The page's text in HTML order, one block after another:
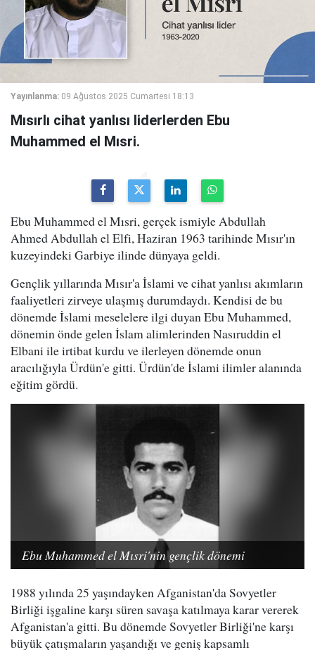
Yayınlanma: 09 Ağustos 2025 Cumartesi 18:13
Mısırlı cihat yanlısı liderlerden Ebu
Muhammed el Mısri.
Ebu Muhammed el Mısri, gerçek ismiyle Abdullah
Ahmed Abdullah el Elfi, Haziran 1963 tarihinde Mısır'ın
kuzeyindeki Garbiye ilinde dünyaya geldi.
Gençlik yıllarında Mısır'a İslami ve cihat yanlısı akımların
faaliyetleri zirveye ulaşmış durumdaydı. Kendisi de bu
dönemde İslami meselelere ilgi duyan Ebu Muhammed,
dönemin önde gelen İslam alimlerinden Nasıruddin el
Elbani ile irtibat kurdu ve ilerleyen dönemde onun
aracılığıyla Ürdün'e gitti. Ürdün'de İslami ilimler alanında
eğitim gördü.
Ebu Muhammed el Mısri'nin gençlik dönemi
1988 yılında 25 yaşındayken Afganistan'da Sovyetler
Birliği işgaline karşı süren savaşa katılmaya karar vererek
Afganistan'a gitti. Bu dönemde Sovyetler Birliği'ne karşı
büyük çatışmaların yaşandığı ve geniş kapsamlı